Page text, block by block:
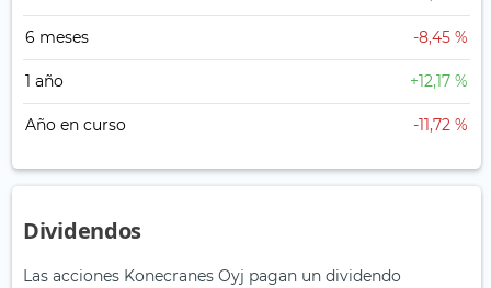
6 meses -8,45 %
1 año +12,17 %
Año en curso -11,72 %
Dividendos
Las acciones Konecranes Oyj pagan un dividendo